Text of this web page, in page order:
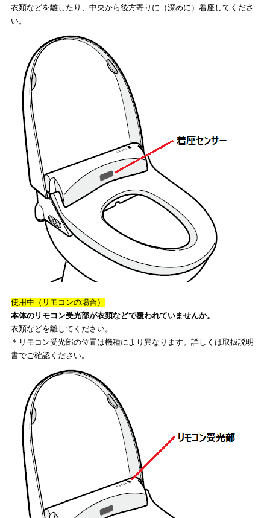
衣類などを離したり、中央から後方寄りに（深めに）着座してくださ
い。
使用中（リモコンの場合）
本体のリモコン受光部が衣類などで覆われていませんか。
衣類などを離してください。
＊リモコン受光部の位置は機種により異なります。詳しくは取扱説明
書でご確認ください。